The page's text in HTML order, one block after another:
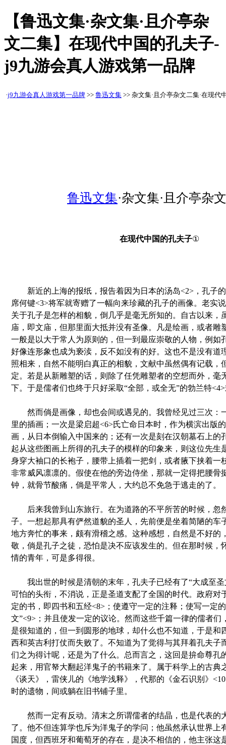
【鲁迅文集·杂文集·且介亭杂
文二集】在现代中国的孔夫子-
j9九游会真人游戏第一品牌
·j9九游会真人游戏第一品牌 >> 鲁迅文集 >> 杂文集·且介亭杂文二集·在现代
鲁迅文集·杂文集·且介亭杂
在现代中国的孔夫子①
新近的上海的报纸，报告着因为日本的汤岛<2>，孔子
席何键<3>将军就寄赠了一幅向来珍藏的孔子的画像。老实
关于孔子是怎样的相貌，倒几乎是毫无所知的。自古以来，
庙，即文庙，但那里面大抵并没有圣像。凡是绘画，或者雕
一般是以大于常人为原则的，但一到最应崇敬的人物，例如
好像连形象也成为亵渎，反不如没有的好。这也不是没有道
照相来，自然不能明白真正的相貌，文献中虽然偶有记载，
定。若是从新雕塑的话，则除了任凭雕塑者的空想而外，毫
下。于是儒者们也终于只好采取“全部，或全无”的勃兰特
然而倘是画像，却也会间或遇见的。我曾经见过三次：
里的插画；一次是梁启超<6>氏亡命日本时，作为横滨出版
画，从日本倒输入中国来的；还有一次是刻在汉朝墓石上的
起从这些图画上所得的孔夫子的模样的印象来，则这位先生
身穿大袖口的长袍子，腰带上插着一把剑，或者腋下挟着一
非常威风凛凛的。假使在他的旁边侍坐，那就一定得把腰骨
钟，就骨节酸痛，倘是平常人，大约总不免急于逃走的了。
后来我曾到山东旅行。在为道路的不平所苦的时候，忽
子。一想起那具有俨然道貌的圣人，先前便是坐着简陋的车
地方奔忙的事来，颇有滑稽之感。这种感想，自然是不好的
敬，倘是孔子之徒，恐怕是决不应该发生的。但在那时候，
情的青年，可是多得很。
我出世的时候是清朝的末年，孔夫子已经有了“大成至圣
可怕的头衔，不消说，正是圣道支配了全国的时代。政府对
定的书，即四书和五经<8>；使遵守一定的注释；使写一定
文”<9>；并且使发一定的议论。然而这些千篇一律的儒者们
是很知道的，但一到圆形的地球，却什么也不知道，于是和
西和英吉利打仗而失败了。不知道为了觉得与其拜着孔夫子
们之为得计呢，还是为了什么。总而言之，这回是拚命尊孔
起来，用官帑大翻起洋鬼子的书籍来了。属于科学上的古典
《谈天》，雷侠儿的《地学浅释》，代那的《金石识别》
时的遗物，间或躺在旧书铺子里。
然而一定有反动。清末之所谓儒者的结晶，也是代表的
了。他不但连算学也斥为洋鬼子的学问；他虽然承认世界上
国度，但西班牙和葡萄牙的存在，是决不相信的，他主张这